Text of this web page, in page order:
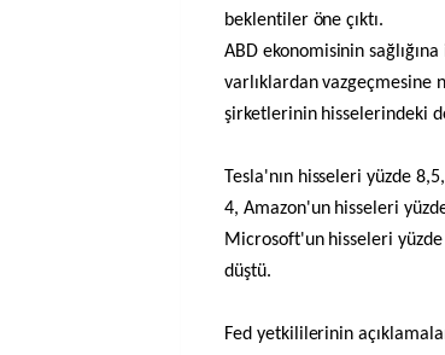
beklentiler öne çıktı.
ABD ekonomisinin
varlıklardan vazgeçmesine
şirketlerinin hisselerindeki
Tesla'nın hisseleri yüzde
4, Amazon'un hisseleri
Microsoft'un hisseleri
düştü.
Fed yetkililerinin